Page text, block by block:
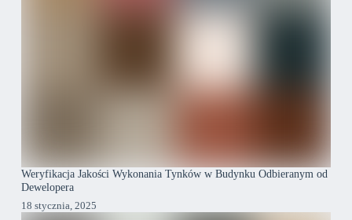
Weryfikacja Jakości Wykonania Tynków w Budynku Odbieranym od
Dewelopera
18 stycznia, 2025